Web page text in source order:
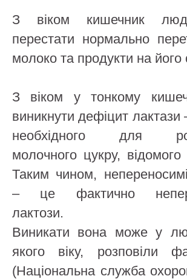
З віком кишечник
перестати нормально
молоко та продукти на його
З віком у тонкому
виникнути дефіцит
необхідного для
молочного цукру, відомого
Таким чином,
– це фактично
лактози.
Виникати вона може у
якого віку, розповіли
(Національна служба